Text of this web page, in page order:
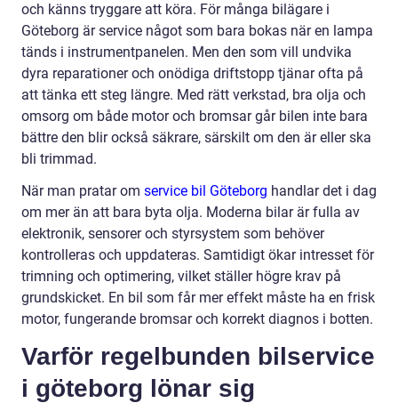
och känns tryggare att köra. För många bilägare i
Göteborg är service något som bara bokas när en lampa
tänds i instrumentpanelen. Men den som vill undvika
dyra reparationer och onödiga driftstopp tjänar ofta på
att tänka ett steg längre. Med rätt verkstad, bra olja och
omsorg om både motor och bromsar går bilen inte bara
bättre den blir också säkrare, särskilt om den är eller ska
bli trimmad.
När man pratar om service bil Göteborg handlar det i dag
om mer än att bara byta olja. Moderna bilar är fulla av
elektronik, sensorer och styrsystem som behöver
kontrolleras och uppdateras. Samtidigt ökar intresset för
trimning och optimering, vilket ställer högre krav på
grundskicket. En bil som får mer effekt måste ha en frisk
motor, fungerande bromsar och korrekt diagnos i botten.
Varför regelbunden bilservice
i göteborg lönar sig